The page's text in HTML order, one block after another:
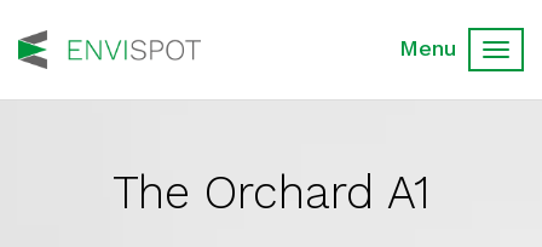
The Orchard A1